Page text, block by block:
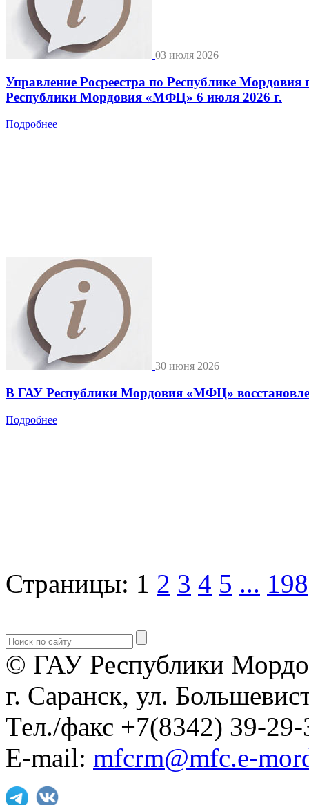
03 июля 2026
Управление Росреестра по Республике
Республики Мордовия «МФЦ» 6 июля 2026 г.
Подробнее
30 июня 2026
В ГАУ Республики Мордовия «МФЦ»
Подробнее
Страницы: 1 2 3 4 5 ... 198
© ГАУ Республики
г. Саранск, ул.
Тел./факс +7(8342) 39-29-
E-mail: mfcrm@mfc.e-